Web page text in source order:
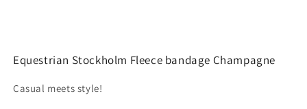
Equestrian Stockholm Fleece bandage Champagne
Casual meets style!